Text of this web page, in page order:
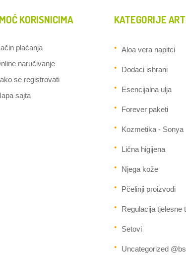
KORISNICIMA
plaćanja
naručivanje
se registrovati
sajta
KATEGORIJE
Aloa vera napitci
Dodaci ishrani
Esencijalna ulja
Forever paketi
Kozmetika - Sonya
Lična higijena
Njega kože
Pčelinji proizvodi
Regulacija tjelesne
Setovi
Uncategorized @bs